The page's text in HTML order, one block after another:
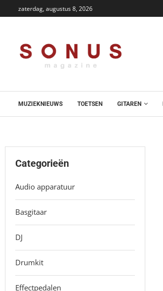
zaterdag, augustus 8, 2026
MUZIEKNIEUWS TOETSEN GITAREN
Categorieën
Audio apparatuur
Basgitaar
DJ
Drumkit
Effectpedalen